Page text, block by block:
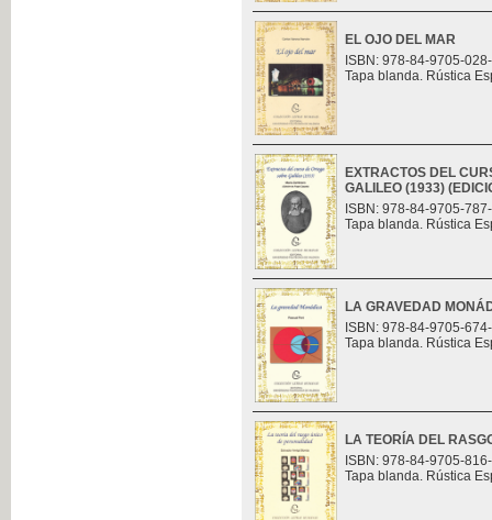
EL OJO DEL MAR
ISBN: 978-84-9705-
Tapa blanda. Rústica
EXTRACTOS DEL
GALILEO (1933)
ISBN: 978-84-9705-
Tapa blanda. Rústica
LA GRAVEDAD
ISBN: 978-84-9705-
Tapa blanda. Rústica
LA TEORÍA DEL
ISBN: 978-84-9705-
Tapa blanda. Rústica